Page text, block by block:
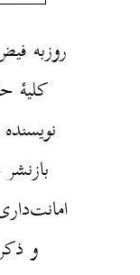
روزبه
کلیهٔ
و